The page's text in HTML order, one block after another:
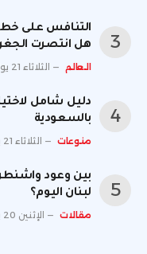
التنافس على خط
هل انتصرت
العالم الثلاثاء 21 يوليو 4:36 م
دليل شامل
بالسعودية
منوعات الثلاثاء 21 يوليو 2:03 م
بين وعود
لبنان اليوم؟
مقالات الإثنين 20 يوليو 4:43 م